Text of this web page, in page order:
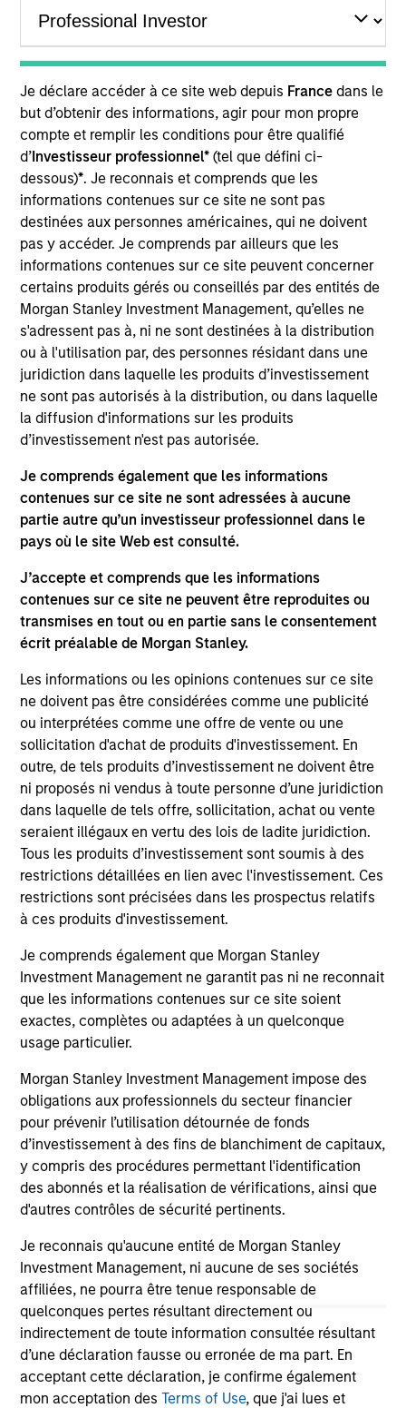
Je déclare accéder à ce site web depuis France dans le
but d’obtenir des informations, agir pour mon propre
compte et remplir les conditions pour être qualifié
d’Investisseur professionnel*(tel que défini ci-
dessous)*. Je reconnais et comprends que les
informations contenues sur ce site ne sont pas
destinées aux personnes américaines, qui ne doivent
pas y accéder. Je comprends par ailleurs que les
informations contenues sur ce site peuvent concerner
certains produits gérés ou conseillés par des entités de
Morgan Stanley Investment Management, qu’elles ne
s'adressent pas à, ni ne sont destinées à la distribution
ou à l'utilisation par, des personnes résidant dans une
juridiction dans laquelle les produits d’investissement
ne sont pas autorisés à la distribution, ou dans laquelle
la diffusion d'informations sur les produits
d’investissement n'est pas autorisée.
Je comprends également que les informations
contenues sur ce site ne sont adressées à aucune
partie autre qu’un investisseur professionnel dans le
pays où le site Web est consulté.
J’accepte et comprends que les informations
contenues sur ce site ne peuvent être reproduites ou
transmises en tout ou en partie sans le consentement
écrit préalable de Morgan Stanley.
Les informations ou les opinions contenues sur ce site
ne doivent pas être considérées comme une publicité
ou interprétées comme une offre de vente ou une
sollicitation d'achat de produits d'investissement. En
outre, de tels produits d’investissement ne doivent être
ni proposés ni vendus à toute personne d’une juridiction
dans laquelle de tels offre, sollicitation, achat ou vente
seraient illégaux en vertu des lois de ladite juridiction.
Tous les produits d’investissement sont soumis à des
restrictions détaillées en lien avec l'investissement. Ces
restrictions sont précisées dans les prospectus relatifs
à ces produits d'investissement.
Je comprends également que Morgan Stanley
Investment Management ne garantit pas ni ne reconnait
que les informations contenues sur ce site soient
exactes, complètes ou adaptées à un quelconque
usage particulier.
Morgan Stanley Investment Management impose des
obligations aux professionnels du secteur financier
pour prévenir l’utilisation détournée de fonds
d’investissement à des fins de blanchiment de capitaux,
y compris des procédures permettant l'identification
des abonnés et la réalisation de vérifications, ainsi que
d'autres contrôles de sécurité pertinents.
Je reconnais qu'aucune entité de Morgan Stanley
Investment Management, ni aucune de ses sociétés
affiliées, ne pourra être tenue responsable de
quelconques pertes résultant directement ou
indirectement de toute information consultée résultant
d’une déclaration fausse ou erronée de ma part. En
acceptant cette déclaration, je confirme également
mon acceptation desTerms of Use, que j'ai lues et
Years
TEAM
Eaton Vance Equity Team
Steven is a vice president of Morgan Stanley and an
analyst on the Eaton Vance Non-U.S. Small/Mid Cap
team. He is responsible for coverage of non-U.S.
consumer stocks. Steven began his career in the
investment management industry in 2012 when he
joined Eaton Vance. Morgan Stanley acquired Eaton
Vance in March 2021. Steven earned a B.B.A. from
the University of Massachusetts Isenberg School of
Management. He is a CFA charterholder.
Team Insights
2026 Russell Reconstitution: A New
Lens on Growth, Value and Active
Management
The 2026 Russell Reconstitution highlights a
broader shift in today’s market: the traditional
lines between Growth and Value are becoming
less distinct. Learn what Eaton Vance
investment teams think that means for
portfolio construction, diversification and
where they see opportunities for active
investors.
The information on this page is for informational
purposes only. The information contained herein does
not constitute and should not be construed as an
offering of advisory services or an offer to sell or a
solicitation of an offer to buy any securities in any
jurisdiction in which such offer or solicitation,
purchase or sale would be unlawful under the
securities, insurance or other laws of such jurisdiction.
All investing involves risks, including a loss of principal.
Please refer to the strategy detail page for important
information on the strategy, including additional risk
considerations.